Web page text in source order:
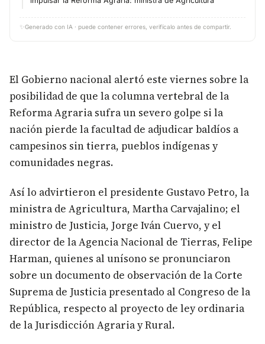
✨ Generado con IA · puede contener errores, verifícalo antes de compartir.
El Gobierno nacional alertó este viernes sobre la
posibilidad de que la columna vertebral de la
Reforma Agraria sufra un severo golpe si la
nación pierde la facultad de adjudicar baldíos a
campesinos sin tierra, pueblos indígenas y
comunidades negras.
Así lo advirtieron el presidente Gustavo Petro, la
ministra de Agricultura, Martha Carvajalino; el
ministro de Justicia, Jorge Iván Cuervo, y el
director de la Agencia Nacional de Tierras, Felipe
Harman, quienes al unísono se pronunciaron
sobre un documento de observación de la Corte
Suprema de Justicia presentado al Congreso de la
República, respecto al proyecto de ley ordinaria
de la Jurisdicción Agraria y Rural.